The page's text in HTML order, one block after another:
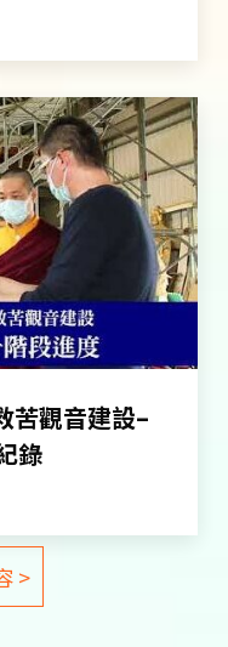
苦觀音建設–
錄
>